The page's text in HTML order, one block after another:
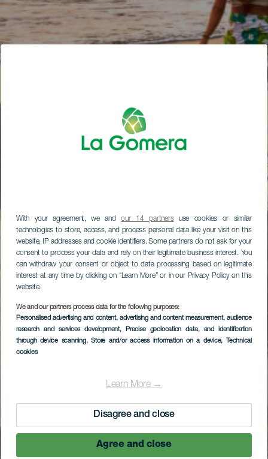
With your agreement, we andour 14 partnersuse cookies or similar
technologies to store, access, and process personal data like your visit on this
website, IP addresses and cookie identifiers. Some partners do not ask for your
consent to process your data and rely on their legitimate business interest. You
can withdraw your consent or object to data processing based on legitimate
interest at any time by clicking on “Learn More” or in our Privacy Policy on this
website.
We and our partners process data for the following purposes:
Personalised advertising and content, advertising and content measurement, audience
research and services development, Precise geolocation data, and identification
through device scanning, Store and/or access information on a device, Technical
cookies
Learn More →
Disagree and close
Agree and close